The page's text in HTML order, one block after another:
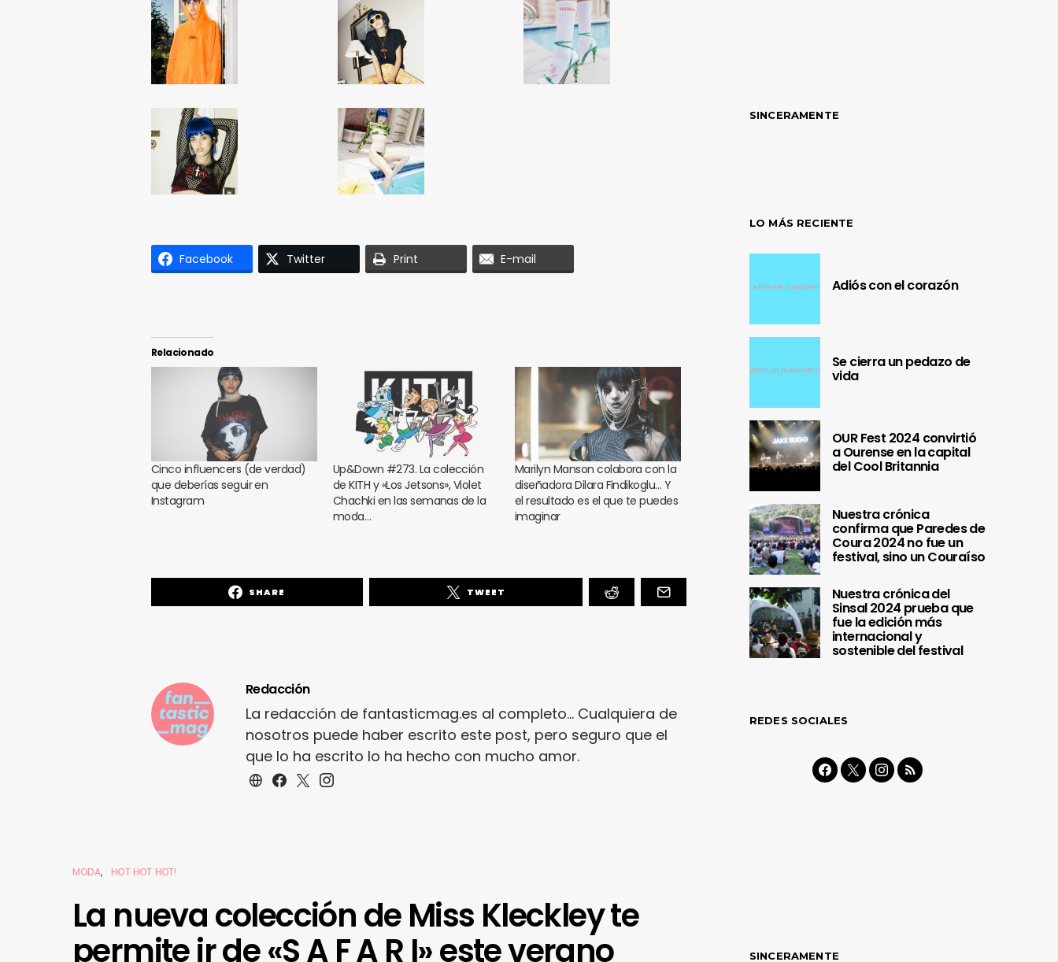
Facebook Twitter Print E-mail
Relacionado
Cinco influencers (de verdad)
que deberías seguir en
Instagram
Up&Down #273. La colección
de KITH y «Los Jetsons», Violet
Chachki en las semanas de la
moda…
Marilyn Manson colabora con la
diseñadora Dilara Findikoglu… Y
el resultado es el que te puedes
imaginar
SHARE TWEET
Redacción
La redacción de fantasticmag.es al completo... Cualquiera de
nosotros puede haber escrito este post, pero seguro que el
que lo ha escrito lo ha hecho con mucho amor.
SINCERAMENTE
LO MÁS RECIENTE
Adiós con el corazón
Se cierra un pedazo de
vida
OUR Fest 2024 convirtió
a Ourense en la capital
del Cool Britannia
Nuestra crónica
confirma que Paredes de
Coura 2024 no fue un
festival, sino un Couraíso
Nuestra crónica del
Sinsal 2024 prueba que
fue la edición más
internacional y
sostenible del festival
REDES SOCIALES
MODA HOT HOT HOT!
La nueva colección de Miss Kleckley te
permite ir de «S A F A R I» este verano
SINCERAMENTE